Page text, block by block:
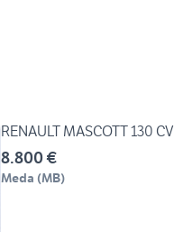
RENAULT MASCOTT 130 CV
8.800 €
Meda (MB)